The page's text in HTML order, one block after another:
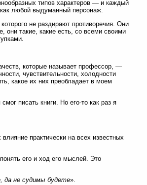
типов характеров — и каждый
любой выдуманный персонаж.
не раздирают противоречия. Они
они такие, какие есть, со всеми своими
которые называет профессор, —
чувствительности, холодности
какое их них преобладает в моем
писать книги. Но его-то как раз я
практически на всех известных
его и ход его мыслей. Это
да не судимы будете».